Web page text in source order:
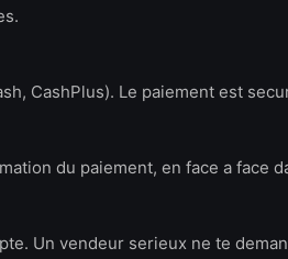
CashPlus). Le paiement est
du paiement, en face a face
Un vendeur serieux ne te